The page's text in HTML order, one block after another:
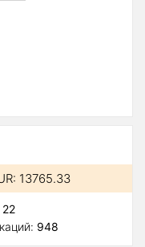
13765.33
22
948